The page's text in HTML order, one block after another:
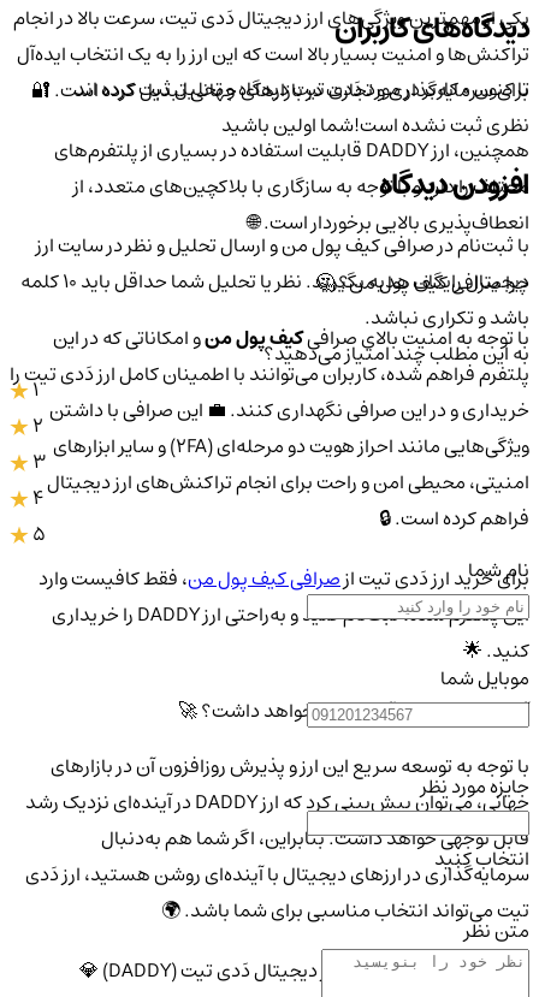
یکی از مهم‌ترین ویژگی‌های ارز دیجیتال دَدی تیت، سرعت بالا در انجام
تراکنش‌ها و امنیت بسیار بالا است که این ارز را به یک انتخاب ایده‌آل
برای سرمایه‌گذاری و تجارت در بازارهای جهانی تبدیل کرده است. 🔐
همچنین، ارز DADDY قابلیت استفاده در بسیاری از پلتفرم‌های
مختلف را دارد و با توجه به سازگاری با بلاکچین‌های متعدد، از
انعطاف‌پذیری بالایی برخوردار است. 🌐
چرا صرافی کیف پول من؟ 🤔
با توجه به امنیت بالای صرافیکیف پول منو امکاناتی که در این
پلتفرم فراهم شده، کاربران می‌توانند با اطمینان کامل ارز دَدی تیت را
خریداری و در این صرافی نگهداری کنند. 💼 این صرافی با داشتن
ویژگی‌هایی مانند احراز هویت دو مرحله‌ای (2FA) و سایر ابزارهای
امنیتی، محیطی امن و راحت برای انجام تراکنش‌های ارز دیجیتال
فراهم کرده است. 🔒
برای خرید ارز دَدی تیت ازصرافی کیف پول من، فقط کافیست وارد
این پلتفرم شده، ثبت‌نام کنید و به‌راحتی ارز DADDY را خریداری
کنید. 🌟
آیا ارز دَدی تیت در آینده رشد خواهد داشت؟ 🚀
با توجه به توسعه سریع این ارز و پذیرش روزافزون آن در بازارهای
جهانی، می‌توان پیش‌بینی کرد که ارز DADDY در آینده‌ای نزدیک رشد
قابل توجهی خواهد داشت. بنابراین، اگر شما هم به‌دنبال
سرمایه‌گذاری در ارزهای دیجیتال با آینده‌ای روشن هستید، ارز دَدی
تیت می‌تواند انتخاب مناسبی برای شما باشد. 🌍
ویژگی‌های منحصر به فرد ارز دیجیتال دَدی تیت (DADDY) 💎
دیدگاه‌های کاربران
تا کنون 0 کاربر در مورد دَدی تیتدیدگاه و تحلیل ثبت کرده اند
نظری ثبت نشده است!شما اولین باشید
افزودن دیدگاه
با ثبت‌نام در صرافی کیف پول من و ارسال تحلیل و نظر در سایت ارز
دیجیتال رایگان هدیه بگیرید. نظر یا تحلیل شما حداقل باید ۱۰ کلمه
باشد و تکراری نباشد.
به این مطلب چند امتیاز می‌دهید؟
1
2
3
4
5
نام شما
موبایل شما
جایزه مورد نظر
انتخاب کنید
متن نظر